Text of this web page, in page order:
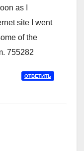
as I
site I went
of the
755282
ОТВЕТИТЬ